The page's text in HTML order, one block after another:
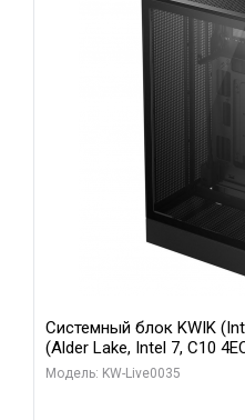
Системный блок KWIK
(Alder Lake, Intel 7, C10
Sinotex GTX1650 4GB
Модель: KW-Live0035